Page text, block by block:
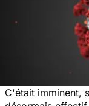
C'était imminent,